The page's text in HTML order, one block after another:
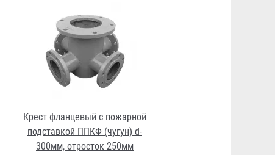
Крест фланцевый с пожарной
подставкой ППКФ (чугун) d-
300мм, отросток 250мм